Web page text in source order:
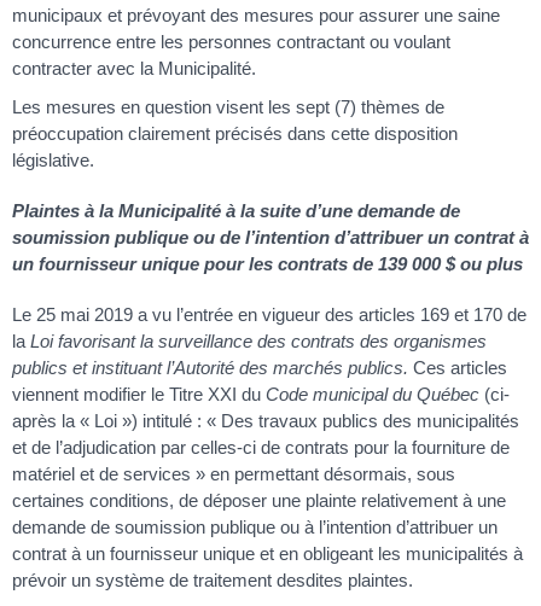
municipaux et prévoyant des mesures pour assurer une saine
concurrence entre les personnes contractant ou voulant
contracter avec la Municipalité.
Les mesures en question visent les sept (7) thèmes de
préoccupation clairement précisés dans cette disposition
législative.
Plaintes à la Municipalité à la suite d’une demande de
soumission publique ou de l’intention d’attribuer un contrat à
un fournisseur unique pour les contrats de 139 000 $ ou plus
Le 25 mai 2019 a vu l’entrée en vigueur des articles 169 et 170 de
la Loi favorisant la surveillance des contrats des organismes
publics et instituant l’Autorité des marchés publics. Ces articles
viennent modifier le Titre XXI du Code municipal du Québec (ci-
après la « Loi ») intitulé : « Des travaux publics des municipalités
et de l’adjudication par celles-ci de contrats pour la fourniture de
matériel et de services » en permettant désormais, sous
certaines conditions, de déposer une plainte relativement à une
demande de soumission publique ou à l’intention d’attribuer un
contrat à un fournisseur unique et en obligeant les municipalités à
prévoir un système de traitement desdites plaintes.